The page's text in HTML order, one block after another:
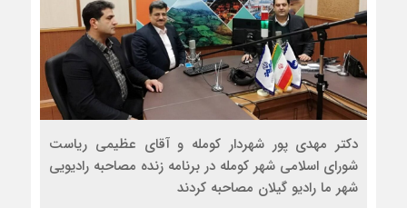
دکتر مهدی پور شهردار کومله و آقای عظیمی ریاست
شورای اسلامی شهر کومله در برنامه زنده مصاحبه رادیویی
شهر ما رادیو گیلان مصاحبه کردند